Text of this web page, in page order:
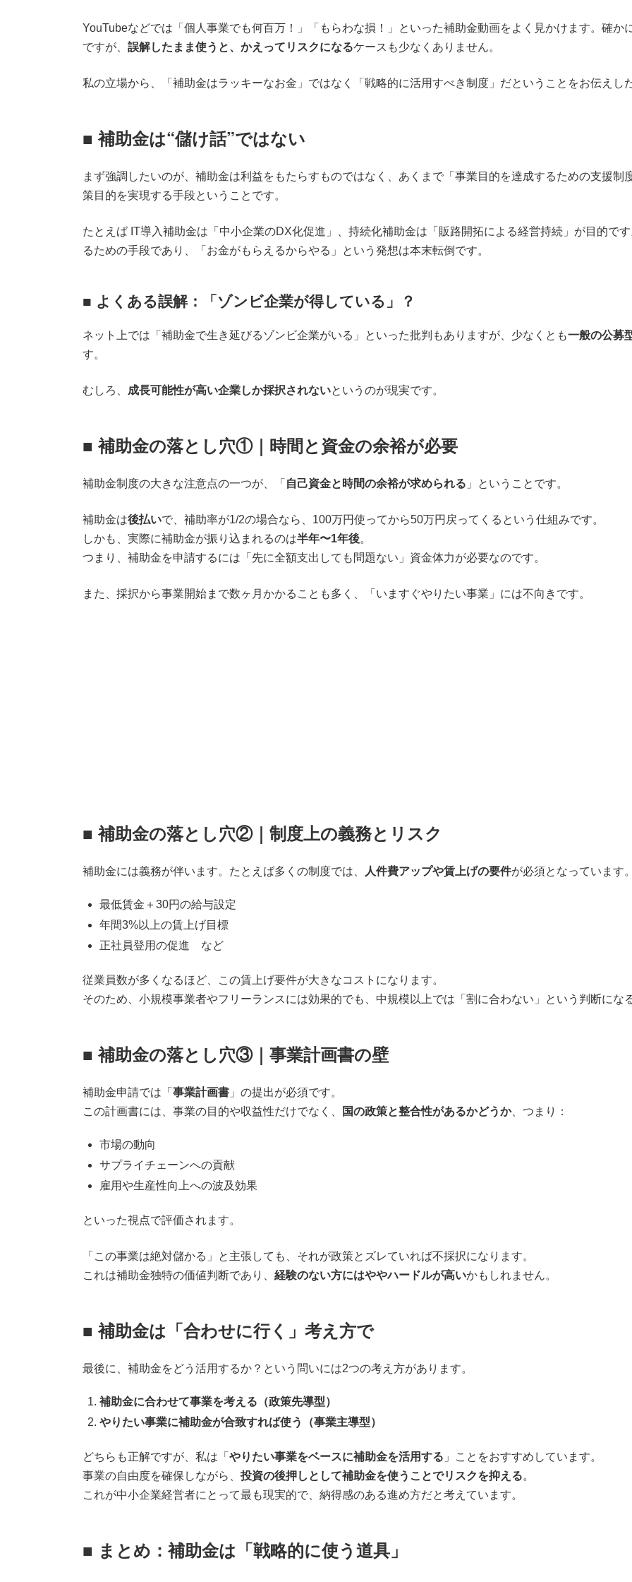
YouTubeなどでは「個人事業でも何百万！」「もらわな損！」といった補助金動画をよく見かけます。確
ですが、 誤解したまま使うと、かえってリスクになるケースも少なくありません。
私の立場から、「補助金はラッキーなお金」ではなく「戦略的に活用すべき制度」だということをお伝えし
■ 補助金は“儲け話”ではない
まず強調したいのが、補助金は利益をもたらすものではなく、あくまで「事業目的を達成するための支援制
策目的を実現する手段ということです。
たとえば IT導入補助金は「中小企業のDX化促進」、持続化補助金は「販路開拓による経営持続」が目的で
るための手段であり、「お金がもらえるからやる」という発想は本末転倒です。
■ よくある誤解：「ゾンビ企業が得している」？
ネット上では「補助金で生き延びるゾンビ企業がいる」といった批判もありますが、少なくとも一般の公募
す。
むしろ、 成長可能性が高い企業しか採択されないというのが現実です。
■ 補助金の落とし穴①｜時間と資金の余裕が必要
補助金制度の大きな注意点の一つが、「 自己資金と時間の余裕が求められる 」ということです。
補助金は後払いで、補助率が1/2の場合なら、100万円使ってから50万円戻ってくるという仕組みです。
しかも、実際に補助金が振り込まれるのは半年〜1年後。
つまり、補助金を申請するには「先に全額支出しても問題ない」資金体力が必要なのです。
また、採択から事業開始まで数ヶ月かかることも多く、「いますぐやりたい事業」には不向きです。
■ 補助金の落とし穴②｜制度上の義務とリスク
補助金には義務が伴います。たとえば多くの制度では、 人件費アップや賃上げの要件が必須となっています。
最低賃金＋30円の給与設定
年間3%以上の賃上げ目標
正社員登用の促進 など
従業員数が多くなるほど、この賃上げ要件が大きなコストになります。
そのため、小規模事業者やフリーランスには効果的でも、中規模以上では「割に合わない」という判断にな
■ 補助金の落とし穴③｜事業計画書の壁
補助金申請では「 事業計画書 」の提出が必須です。
この計画書には、事業の目的や収益性だけでなく、
国の政策と整合性があるかどうか、つまり：
市場の動向
サプライチェーンへの貢献
雇用や生産性向上への波及効果
といった視点で評価されます。
「この事業は絶対儲かる」と主張しても、それが政策とズレていれば不採択になります。
これは補助金独特の価値判断であり、 経験のない方にはややハードルが高いかもしれません。
■ 補助金は「合わせに行く」考え方で
最後に、補助金をどう活用するか？という問いには2つの考え方があります。
補助金に合わせて事業を考える（政策先導型）
やりたい事業に補助金が合致すれば使う（事業主導型）
どちらも正解ですが、私は「 やりたい事業をベースに補助金を活用する 」ことをおすすめしています。
事業の自由度を確保しながら、 投資の後押しとして補助金を使うことでリスクを抑える。
これが中小企業経営者にとって最も現実的で、納得感のある進め方だと考えています。
■ まとめ：補助金は「戦略的に使う道具」